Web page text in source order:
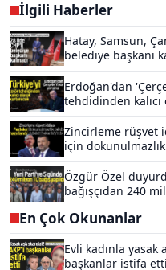
İlgili Haberler
Hatay, Samsun,
belediye başkanı
Erdoğan'dan
tehdidinden
Zincirleme rüşvet
için
Özgür Özel
bağışçıdan 240
En Çok Okunanlar
Evli kadınla yasak
başkanlar istifa etti